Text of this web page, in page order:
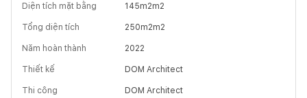
Diện tích mặt bằng 145m2m2
Tổng diện tích 250m2m2
Năm hoàn thành 2022
Thiết kế DOM Architect
Thi công DOM Architect